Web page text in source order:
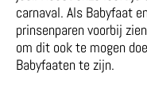
carnaval. Als Babyfaat
prinsenparen voorbij
om dit ook te mogen
Babyfaaten te zijn.